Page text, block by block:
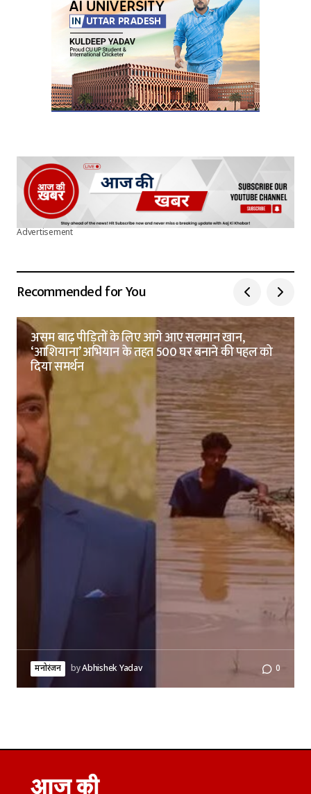
Advertisement
Recommended for You
असम बाढ़ पीड़ितों के लिए आगे आए सलमान खान,
‘आशियाना’ अभियान के तहत 500 घर बनाने की पहल को
दिया समर्थन
मनोरंजन byAbhishek Yadav 0